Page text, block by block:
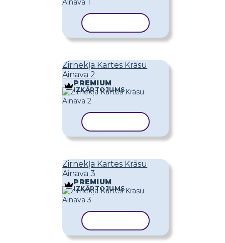
Zirnekļa Kartes Krāsu
Ainava 2
PREMIUM
IZKĀRTOJUMS
Zirnekļa Kartes Krāsu
Ainava 3
PREMIUM
IZKĀRTOJUMS